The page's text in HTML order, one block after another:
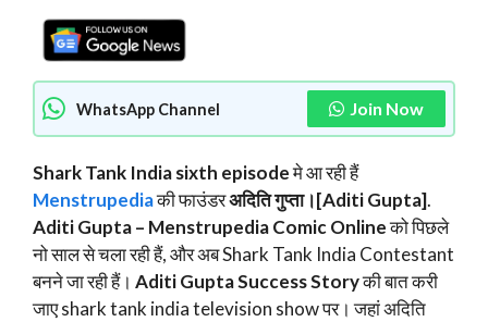
WhatsApp Channel Join Now
Shark Tank India sixth episodeमे आ रही हैं
Menstrupediaकी फाउंडरअदिति गुप्ता।[Aditi Gupta].
Aditi Gupta – Menstrupedia Comic Onlineको पिछले
नो साल से चला रही हैं, और अब Shark Tank India Contestant
बनने जा रही हैं। Aditi Gupta Success Storyकी बात करी
जाए shark tank india television show पर। जहां अदिति